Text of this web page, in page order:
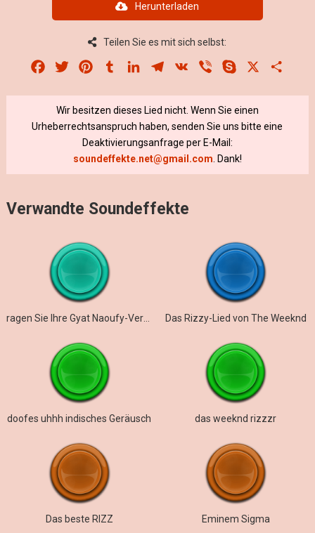
Herunterladen
Teilen Sie es mit sich selbst:
Facebook
Twitter PinterestTumblrLinkedInTelegram
VK Viber Skype
Wir besitzen dieses Lied nicht. Wenn Sie einen
Urheberrechtsanspruch haben, senden Sie uns bitte eine
Deaktivierungsanfrage per E-Mail:
soundeffekte.net@gmail.com . Dank!
Verwandte Soundeffekte
ragen Sie Ihre Gyat Naoufy-Version heraus Das Rizzy-Lied von The Weeknd
doofes uhhh indisches Geräusch das weeknd rizzzr
Das beste RIZZ Eminem Sigma